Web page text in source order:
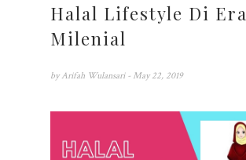
Halal Lifestyle Di Era
Milenial
by Arifah Wulansari - May 22, 2019